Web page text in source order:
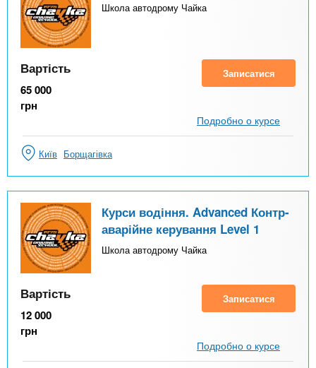
Школа автодрому Чайка
Вартість
65 000
грн
Записатися
Подробно о курсе
Київ Борщагівка
Курси водіння. Advanced Контр-
аварійне керування Level 1
Школа автодрому Чайка
Вартість
12 000
грн
Записатися
Подробно о курсе